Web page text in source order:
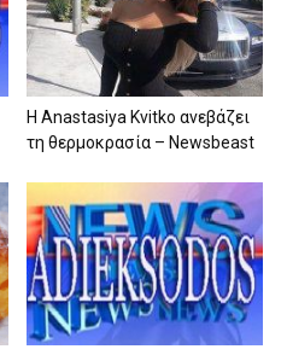
Η Anastasiya Kvitko ανεβάζει
τη θερμοκρασία – Newsbeast